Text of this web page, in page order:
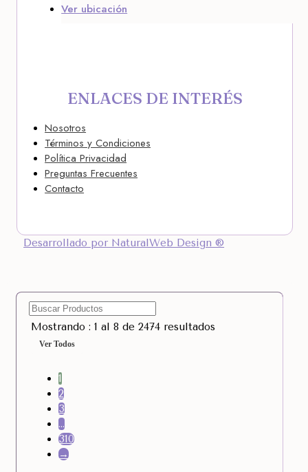
Ver ubicación
ENLACES DE INTERÉS
Nosotros
Términos y Condiciones
Política Privacidad
Preguntas Frecuentes
Contacto
Desarrollado por NaturalWeb Design ®
Mostrando : 1 al 8 de 2474 resultados
Ver Todos
1
2
3
…
310
→